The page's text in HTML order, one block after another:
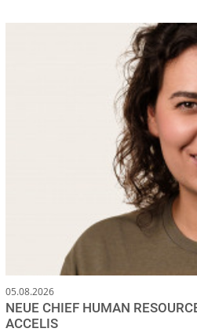
05.08.2026
NEUE CHIEF HUMAN
ACCELIS